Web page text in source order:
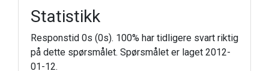
Statistikk
Responstid 0s (0s). 100% har tidligere svart riktig
på dette spørsmålet. Spørsmålet er laget 2012-
01-12.